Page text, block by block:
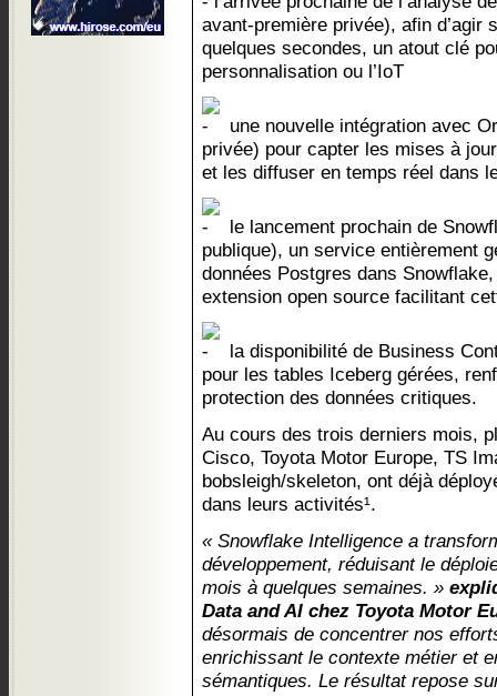
avant-première privée), afin d’agir
quelques secondes, un atout clé
personnalisation ou l’IoT
une nouvelle intégration avec
privée) pour capter les mises à
et les diffuser en temps réel dans
le lancement prochain de
publique), un service entièrement
données Postgres dans
extension open source facilitant
la disponibilité de Business
pour les tables Iceberg gérées,
protection des données critiques.
Au cours des trois derniers mois,
Cisco, Toyota Motor Europe, TS
bobsleigh/skeleton, ont déjà
dans leurs activités¹.
« Snowflake Intelligence a
développement, réduisant le
mois à quelques semaines. »
Data and AI chez Toyota Motor
désormais de concentrer nos
enrichissant le contexte métier et
sémantiques. Le résultat repose